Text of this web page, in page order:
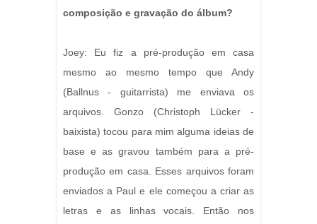
composição e gravação do álbum?
Joey: Eu fiz a pré-produção em casa
mesmo ao mesmo tempo que Andy
(Ballnus - guitarrista) me enviava os
arquivos. Gonzo (Christoph Lücker -
baixista) tocou para mim alguma ideias de
base e as gravou também para a pré-
produção em casa. Esses arquivos foram
enviados a Paul e ele começou a criar as
letras e as linhas vocais. Então nos